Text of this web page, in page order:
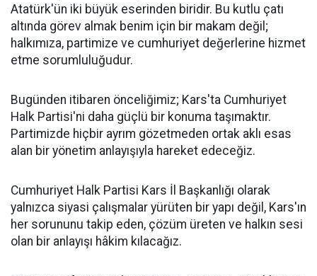
Atatürk'ün iki büyük eserinden biridir. Bu kutlu çatı
altında görev almak benim için bir makam değil;
halkımıza, partimize ve cumhuriyet değerlerine hizmet
etme sorumluluğudur.
Bugünden itibaren önceliğimiz; Kars'ta Cumhuriyet
Halk Partisi'ni daha güçlü bir konuma taşımaktır.
Partimizde hiçbir ayrım gözetmeden ortak aklı esas
alan bir yönetim anlayışıyla hareket edeceğiz.
Cumhuriyet Halk Partisi Kars İl Başkanlığı olarak
yalnızca siyasi çalışmalar yürüten bir yapı değil, Kars'ın
her sorununu takip eden, çözüm üreten ve halkın sesi
olan bir anlayışı hâkim kılacağız.